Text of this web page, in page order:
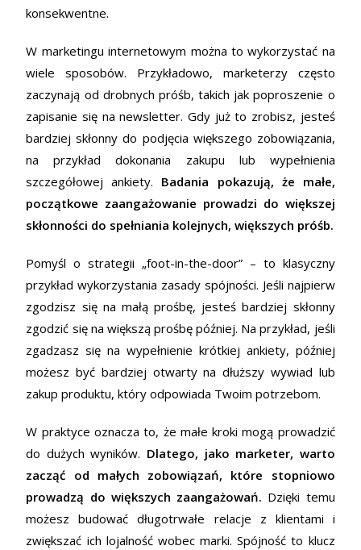
konsekwentne.
W marketingu internetowym można to wykorzystać na
wiele sposobów. Przykładowo, marketerzy często
zaczynają od drobnych próśb, takich jak poproszenie o
zapisanie się na newsletter. Gdy już to zrobisz, jesteś
bardziej skłonny do podjęcia większego zobowiązania,
na przykład dokonania zakupu lub wypełnienia
szczegółowej ankiety. Badania pokazują, że małe,
początkowe zaangażowanie prowadzi do większej
skłonności do spełniania kolejnych, większych próśb.
Pomyśl o strategii „foot-in-the-door” – to klasyczny
przykład wykorzystania zasady spójności. Jeśli najpierw
zgodzisz się na małą prośbę, jesteś bardziej skłonny
zgodzić się na większą prośbę później. Na przykład, jeśli
zgadzasz się na wypełnienie krótkiej ankiety, później
możesz być bardziej otwarty na dłuższy wywiad lub
zakup produktu, który odpowiada Twoim potrzebom.
W praktyce oznacza to, że małe kroki mogą prowadzić
do dużych wyników. Dlatego, jako marketer, warto
zacząć od małych zobowiązań, które stopniowo
prowadzą do większych zaangażowań. Dzięki temu
możesz budować długotrwałe relacje z klientami i
zwiększać ich lojalność wobec marki. Spójność to klucz